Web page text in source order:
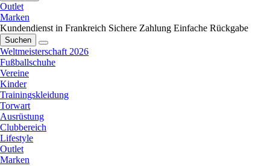
Outlet
Marken
Kundendienst in Frankreich Sichere Zahlung Einfache Rückgabe
Suchen
Weltmeisterschaft 2026
Fußballschuhe
Vereine
Kinder
Trainingskleidung
Torwart
Ausrüstung
Clubbereich
Lifestyle
Outlet
Marken